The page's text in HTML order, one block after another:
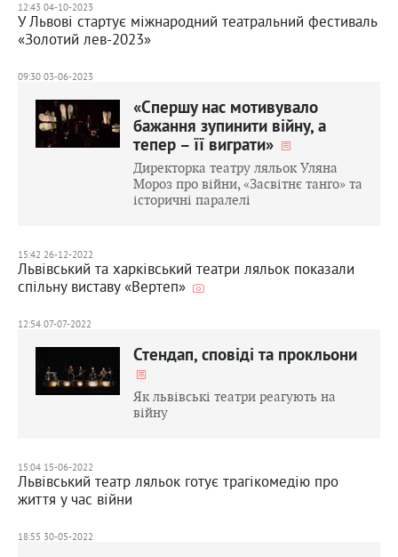
12:43 04-10-2023
У Львові стартує міжнародний театральний фестиваль
«Золотий лев-2023»
09:30 03-06-2023
«Спершу нас мотивувало
бажання зупинити війну, а
тепер – її виграти»
Директорка театру ляльок Уляна
Мороз про війни, «Засвітнє танго» та
історичні паралелі
15:42 26-12-2022
Львівський та харківський театри ляльок показали
спільну виставу «Вертеп»
12:54 07-07-2022
Стендап, сповіді та прокльони
Як львівські театри реагують на
війну
15:04 15-06-2022
Львівський театр ляльок готує трагікомедію про
життя у час війни
18:55 30-05-2022